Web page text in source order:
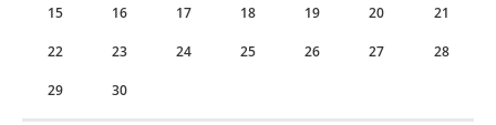
15 16 17 18 19 20 21
22 23 24 25 26 27 28
29 30